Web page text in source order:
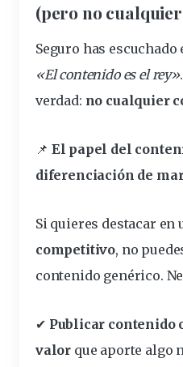
(pero no
Seguro has
«El contenido es el rey»
verdad: no cualquier
📌 El papel del
diferenciación de
Si quieres destacar en
competitivo, no
contenido genérico.
✔ Publicar contenido
valor que aporte algo